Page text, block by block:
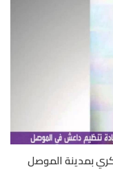
بمدينة الموصل